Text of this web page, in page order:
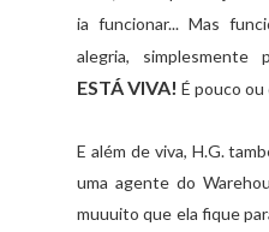
ia funcionar... Mas
alegria, simplesmente
ESTÁ VIVA! É pouco ou
E além de viva, H.G.
uma agente do
muuuito que ela fique